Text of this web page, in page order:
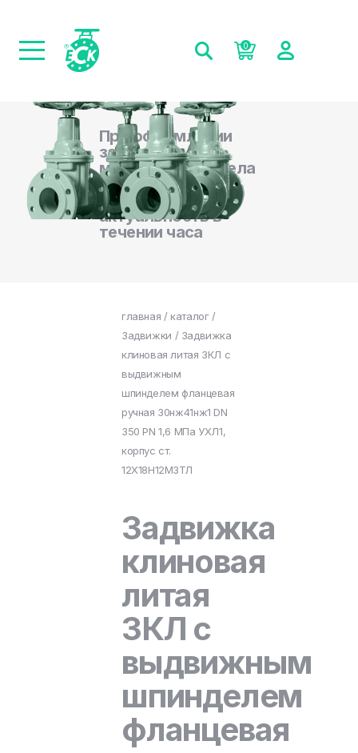
0
При оформлении
заказа на сайте,
менеджеры отдела
продаж
подтверждают
актуальность в
течении часа
главная / каталог/
Задвижки / Задвижка
клиновая литая ЗКЛ с
выдвижным
шпинделем фланцевая
ручная 30нж41нж1 DN
350 PN 1,6 МПа УХЛ1,
корпус ст.
12Х18Н12М3ТЛ
Задвижка
клиновая
литая
ЗКЛ с
выдвижным
шпинделем
фланцевая